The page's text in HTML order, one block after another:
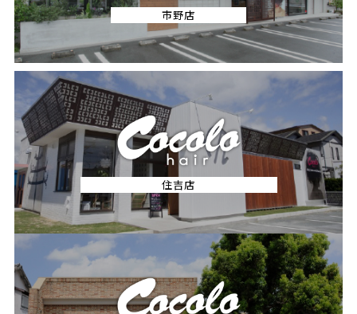
市野店
住吉店